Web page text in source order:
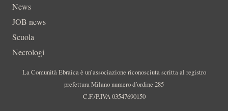
News
JOB news
Scuola
Necrologi
La Comunità Ebraica è un’associazione riconosciuta scritta al registro
prefettura Milano numero d’ordine 285
C.F./P.IVA 03547690150